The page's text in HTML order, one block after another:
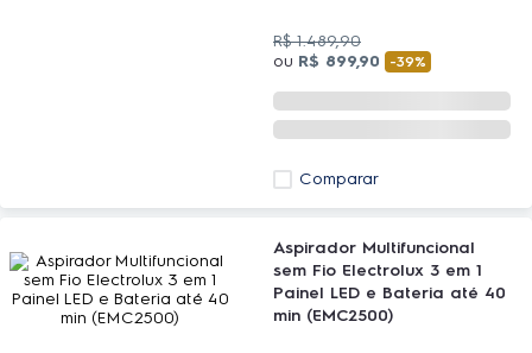
R$ 1.489,90
ou R$ 899,90 -39%
Comparar
Aspirador Multifuncional
sem Fio Electrolux 3 em 1
Painel LED e Bateria até 40
min (EMC2500)